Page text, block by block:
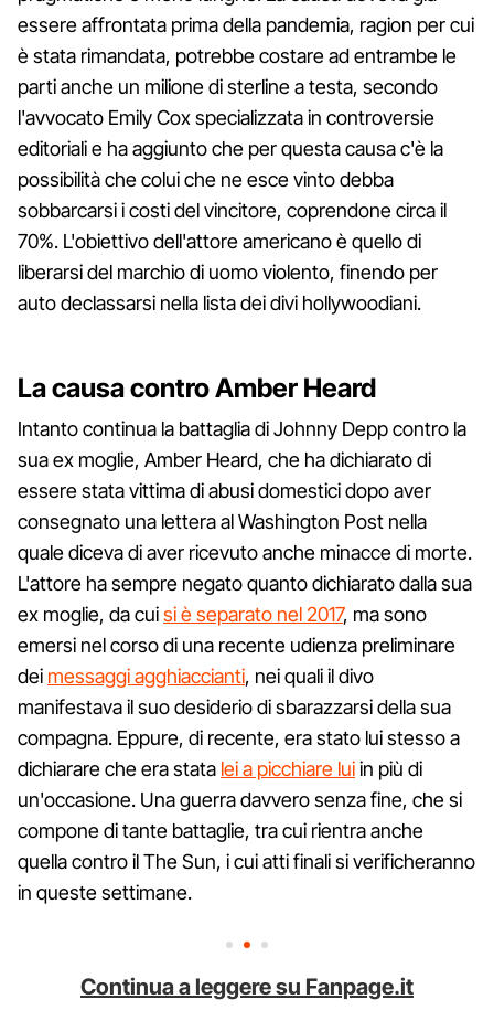
essere affrontata prima della pandemia, ragion per cui
è stata rimandata, potrebbe costare ad entrambe le
parti anche un milione di sterline a testa, secondo
l'avvocato Emily Cox specializzata in controversie
editoriali e ha aggiunto che per questa causa c'è la
possibilità che colui che ne esce vinto debba
sobbarcarsi i costi del vincitore, coprendone circa il
70%. L'obiettivo dell'attore americano è quello di
liberarsi del marchio di uomo violento, finendo per
auto declassarsi nella lista dei divi hollywoodiani.
La causa contro Amber Heard
Intanto continua la battaglia di Johnny Depp contro la
sua ex moglie, Amber Heard, che ha dichiarato di
essere stata vittima di abusi domestici dopo aver
consegnato una lettera al Washington Post nella
quale diceva di aver ricevuto anche minacce di morte.
L'attore ha sempre negato quanto dichiarato dalla sua
ex moglie, da cuisi è separato nel 2017, ma sono
emersi nel corso di una recente udienza preliminare
dei messaggi agghiaccianti, nei quali il divo
manifestava il suo desiderio di sbarazzarsi della sua
compagna. Eppure, di recente, era stato lui stesso a
dichiarare che era stata lei a picchiare luiin più di
un'occasione. Una guerra davvero senza fine, che si
compone di tante battaglie, tra cui rientra anche
quella contro il The Sun, i cui atti finali si verificheranno
in queste settimane.
Continua a leggere su Fanpage.it